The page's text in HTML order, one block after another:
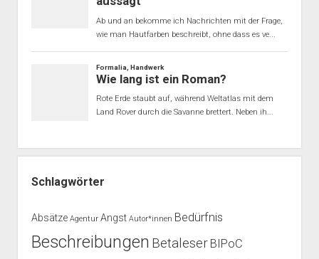
Schlagwörter
Absätze Agentur Angst Autor*innen Bedürfnis
Beschreibungen Betaleser BIPoC